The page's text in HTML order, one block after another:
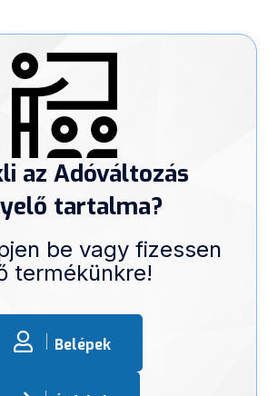
az Adóváltozás
tartalma?
be vagy fizessen
termékünkre!
Belépek